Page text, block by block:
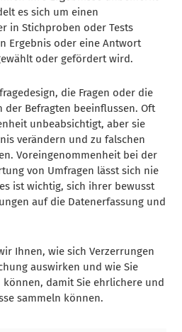
es sich um einen
in Stichproben oder Tests
Ergebnis oder eine Antwort
oder gefördert wird.
die Fragen oder die
Befragten beeinflussen. Oft
unbeabsichtigt, aber sie
verändern und zu falschen
Voreingenommenheit bei der
von Umfragen lässt sich nie
ist wichtig, sich ihrer bewusst
auf die Datenerfassung und
Ihnen, wie sich Verzerrungen
auswirken und wie Sie
damit Sie ehrlichere und
sammeln können.